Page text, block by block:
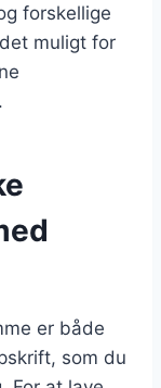
forskellige
muligt for
er både
som du